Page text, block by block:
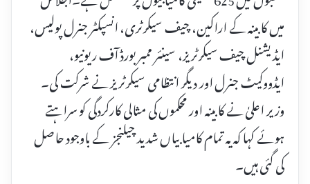
میں کابینہ کے اراکین، چیف سیکرٹری، انسپکٹر جنرل پولیس،
ایڈیشنل چیف سیکرٹریز، سینئر ممبر بورڈ آف ریونیو،
ایڈووکیٹ جنرل اور دیگر انتظامی سیکرٹریز نے شرکت کی۔
وزیر اعلیٰ نے کابینہ اور محکموں کی مثالی کارکردگی کو سراہتے
ہوئے کہا کہ یہ تمام کامیابیاں شدید چیلنجز کے باوجود حاصل
کی گئی ہیں۔